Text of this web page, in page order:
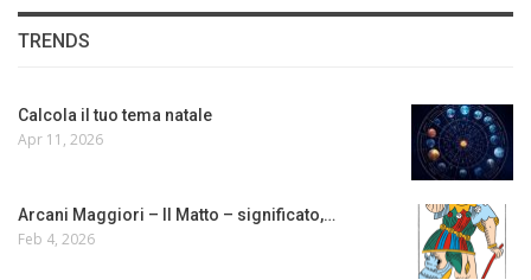
TRENDS
Calcola il tuo tema natale
Apr 11, 2026
Arcani Maggiori – Il Matto – significato,…
Feb 4, 2026